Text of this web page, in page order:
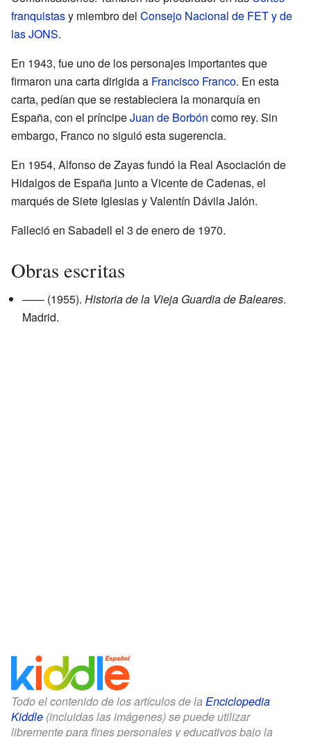
franquistasy miembro del Consejo Nacional de FET y de
las JONS.
En 1943, fue uno de los personajes importantes que
firmaron una carta dirigida a Francisco Franco. En esta
carta, pedían que se restableciera la monarquía en
España, con el príncipeJuan de Borbón como rey. Sin
embargo, Franco no siguió esta sugerencia.
En 1954, Alfonso de Zayas fundó la Real Asociación de
Hidalgos de España junto a Vicente de Cadenas, el
marqués de Siete Iglesias y Valentín Dávila Jalón.
Falleció en Sabadell el 3 de enero de 1970.
Obras escritas
—— (1955). Historia de la Vieja Guardia de Baleares.
Madrid.
Todo el contenido de los artículos de la Enciclopedia
Kiddle (incluidas las imágenes) se puede utilizar
libremente para fines personales y educativos bajo la